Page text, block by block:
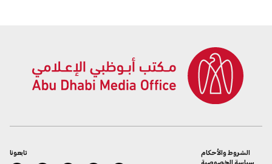
تابعونا
الشروط والأحكام
سياسة الخصوصية